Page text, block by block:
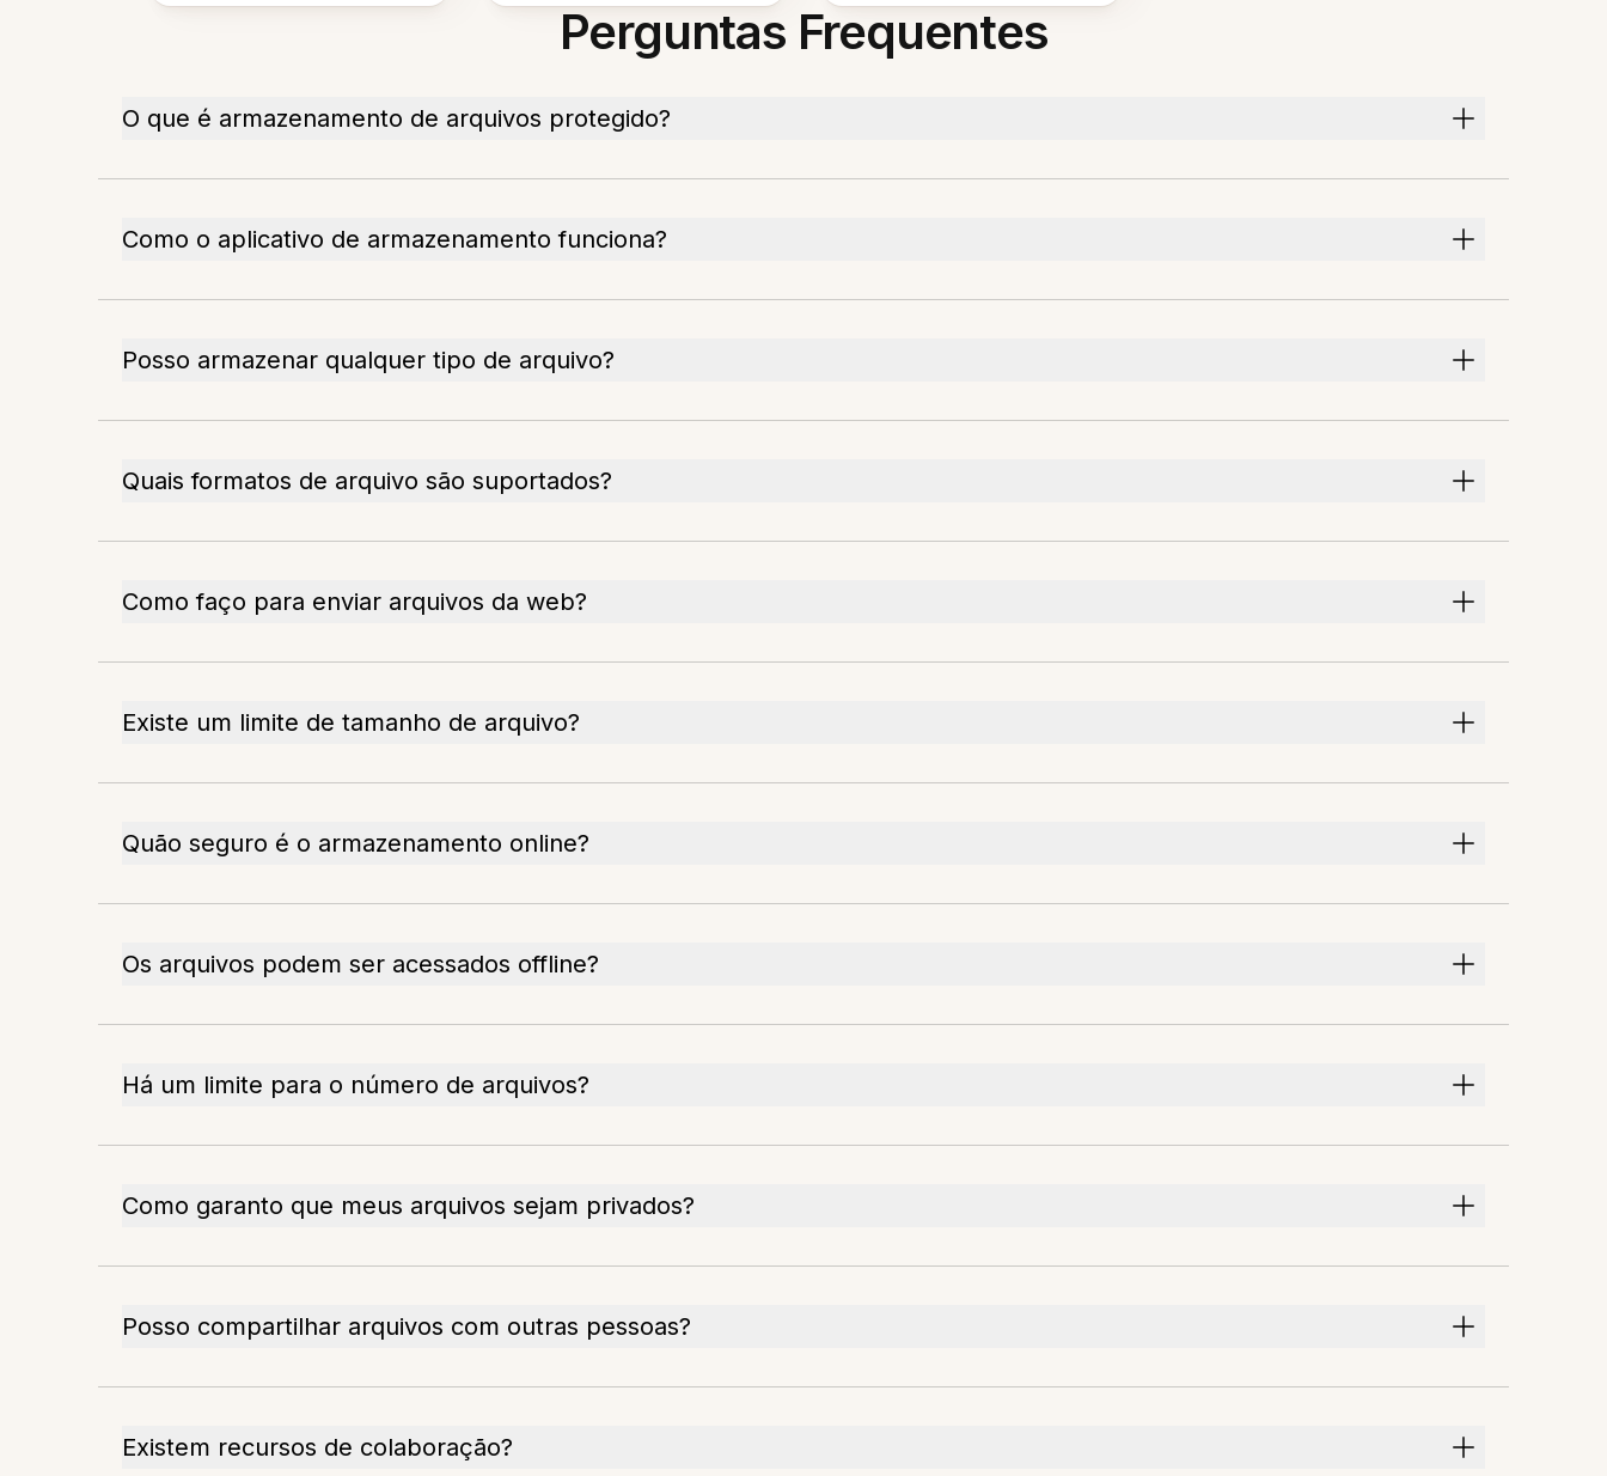
Perguntas Frequentes
O que é armazenamento de arquivos protegido?
Como o aplicativo de armazenamento funciona?
Posso armazenar qualquer tipo de arquivo?
Quais formatos de arquivo são suportados?
Como faço para enviar arquivos da web?
Existe um limite de tamanho de arquivo?
Quão seguro é o armazenamento online?
Os arquivos podem ser acessados offline?
Há um limite para o número de arquivos?
Como garanto que meus arquivos sejam privados?
Posso compartilhar arquivos com outras pessoas?
Existem recursos de colaboração?